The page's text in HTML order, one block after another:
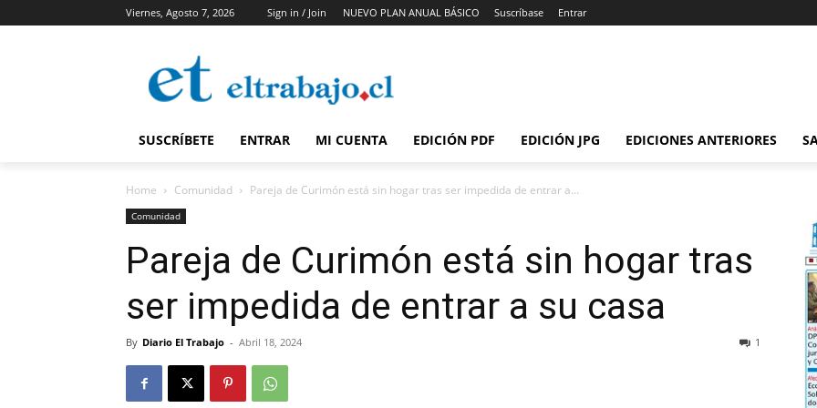
Viernes, Agosto 7, 2026 Sign in / Join NUEVO PLAN ANUAL BÁSICO Suscríbase Entrar
SUSCRÍBETE ENTRAR MI CUENTA EDICIÓN PDF EDICIÓN JPG EDICIONES ANTERIORES
Home Comunidad Pareja de Curimón está sin hogar tras ser impedida de entrar a...
Comunidad
Pareja de Curimón está sin hogar tras
ser impedida de entrar a su casa
By Diario El Trabajo - Abril 18, 2024 1